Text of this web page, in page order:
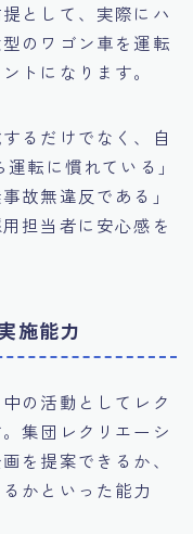
として、実際にハ
のワゴン車を運転
トになります。
るだけでなく、自
転に慣れている」
故無違反である」
担当者に安心感を
施能力
の活動としてレク
集団レクリエーシ
を提案できるか、
かといった能力